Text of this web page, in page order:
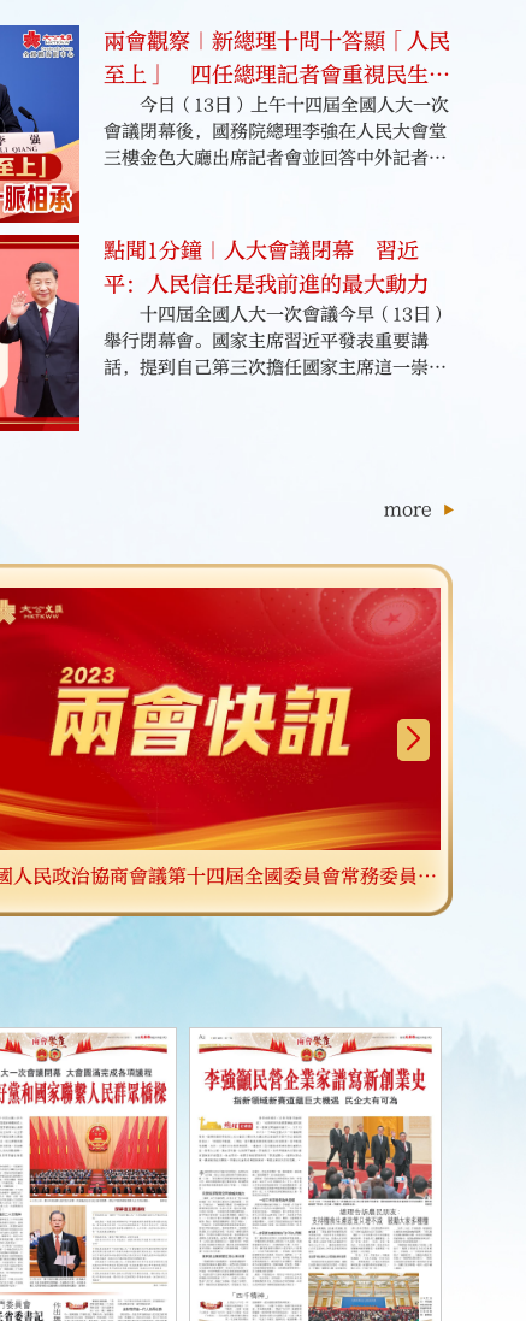
者提問。4位新任副總理丁薛祥、何立峰、張國清、劉國
兩會觀察｜新總理十問十答顯「人民
至上」 四任總理記者會重視民生一
脈相承
今日（13日）上午十四屆全國人大一次
會議閉幕後，國務院總理李強在人民大會堂
三樓金色大廳出席記者會並回答中外記者提
號。
點聞1分鐘｜人大會議閉幕 習近
平：人民信任是我前進的最大動力
十四屆全國人大一次會議今早（13日）
舉行閉幕會。國家主席習近平發表重要講
話，提到自己第三次擔任國家主席這一崇高
more
人民政治協商會議第十四屆全國委員會常務委員名